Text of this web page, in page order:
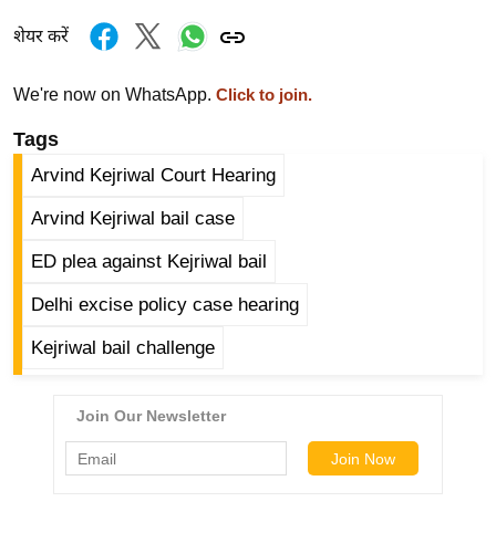
ग
बॉ
ली
वु
हॉ
ली
ड
फि
शेयर करें
We're now on WhatsApp. Click to join.
Tags
Arvind Kejriwal Court Hearing
Arvind Kejriwal bail case
ED plea against Kejriwal bail
Delhi excise policy case hearing
Kejriwal bail challenge